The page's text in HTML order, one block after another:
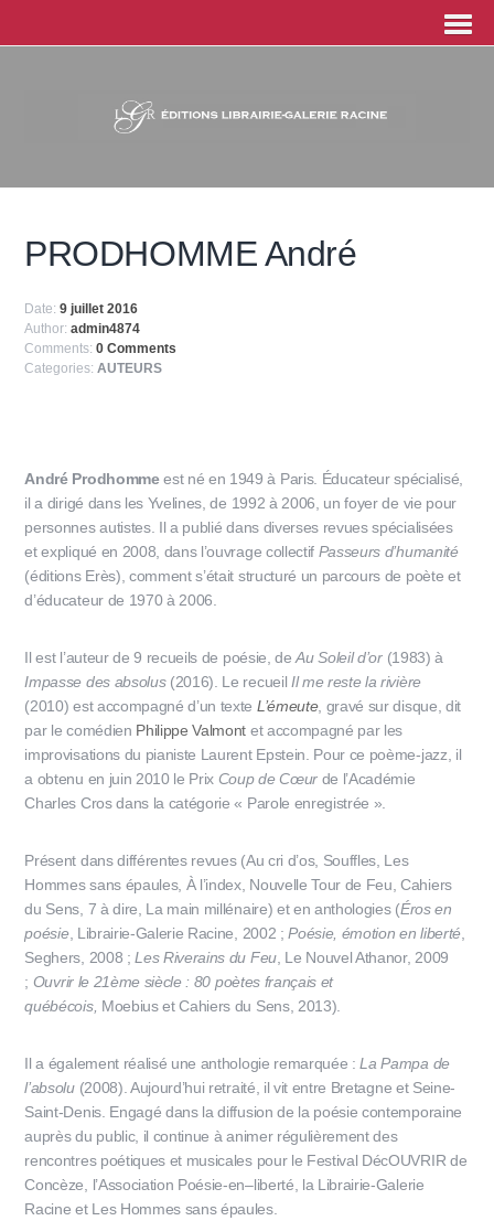
PRODHOMME André
Date:9 juillet 2016
Author:admin4874
Comments:0 Comments
Categories:AUTEURS
André Prodhommeest né en 1949 à Paris. Éducateur spécialisé,
il a dirigé dans les Yvelines, de 1992 à 2006, un foyer de vie pour
personnes autistes. Il a publié dans diverses revues spécialisées
et expliqué en 2008, dans l’ouvrage collectif Passeurs d’humanité
(éditions Erès), comment s’était structuré un parcours de poète et
d’éducateur de 1970 à 2006.
Il est l’auteur de 9 recueils de poésie, deAu Soleil d’or (1983) à
Impasse des absolus(2016). Le recueil Il me reste la rivière
(2010) est accompagné d’un texte L’émeute, gravé sur disque, dit
par le comédien Philippe Valmont et accompagné par les
improvisations du pianiste Laurent Epstein. Pour ce poème-jazz, il
a obtenu en juin 2010 le Prix Coup de Cœurde l’Académie
Charles Cros dans la catégorie « Parole enregistrée ».
Présent dans différentes revues (Au cri d’os, Souffles, Les
Hommes sans épaules, À l’index, Nouvelle Tour de Feu, Cahiers
du Sens, 7 à dire, La main millénaire) et en anthologies (Éros en
poésie, Librairie-Galerie Racine, 2002 ;Poésie, émotion en liberté
Seghers, 2008 ;Les Riverains du Feu, Le Nouvel Athanor, 2009
; Ouvrir le 21ème siècle : 80 poètes français et
québécois, Moebius et Cahiers du Sens, 2013).
Il a également réalisé une anthologie remarquée :La Pampa de
l’absolu(2008). Aujourd’hui retraité, il vit entre Bretagne et Seine-
Saint-Denis. Engagé dans la diffusion de la poésie contemporaine
auprès du public, il continue à animer régulièrement des
rencontres poétiques et musicales pour le Festival DécOUVRIR de
Concèze, l’Association Poésie-en–liberté, la Librairie-Galerie
Racine et Les Hommes sans épaules.